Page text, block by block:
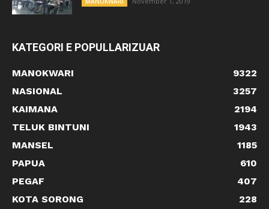
KATEGORI E POPULLARIZUAR
MANOKWARI
9322
NASIONAL
3257
KAIMANA
2194
TELUK BINTUNI
1943
MANSEL
1185
PAPUA
610
PEGAF
407
KOTA SORONG
228